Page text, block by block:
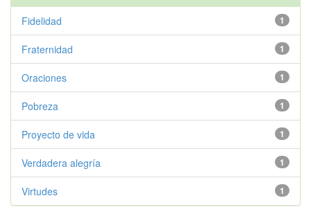
1
Fidelidad
1
Fraternidad
1
Oraciones
1
Pobreza
1
Proyecto de vida
1
Verdadera alegría
1
Virtudes